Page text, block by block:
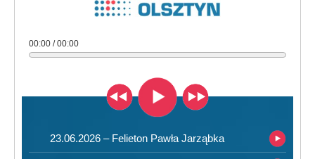
00:00 / 00:00
23.06.2026 – Felieton Pawła Jarząbka